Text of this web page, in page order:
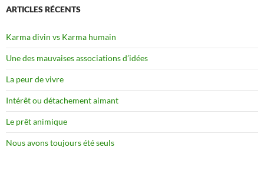
ARTICLES RÉCENTS
Karma divin vs Karma humain
Une des mauvaises associations d’idées
La peur de vivre
Intérêt ou détachement aimant
Le prêt animique
Nous avons toujours été seuls